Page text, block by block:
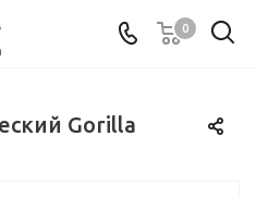
0
Gorilla